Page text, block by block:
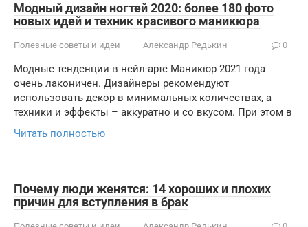
Модный дизайн ногтей 2020: более 180 фото
новых идей и техник красивого маникюра
Полезные советы и идеи Александр Редькин 0
Модные тенденции в нейл-арте Маникюр 2021 года
очень лаконичен. Дизайнеры рекомендуют
использовать декор в минимальных количествах, а
техники и эффекты – аккуратно и со вкусом. При этом в
Читать полностью
Почему люди женятся: 14 хороших и плохих
причин для вступления в брак